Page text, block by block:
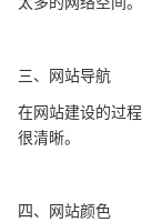
三、网站导航
在网站建设的过
很清晰。
四、网站颜色